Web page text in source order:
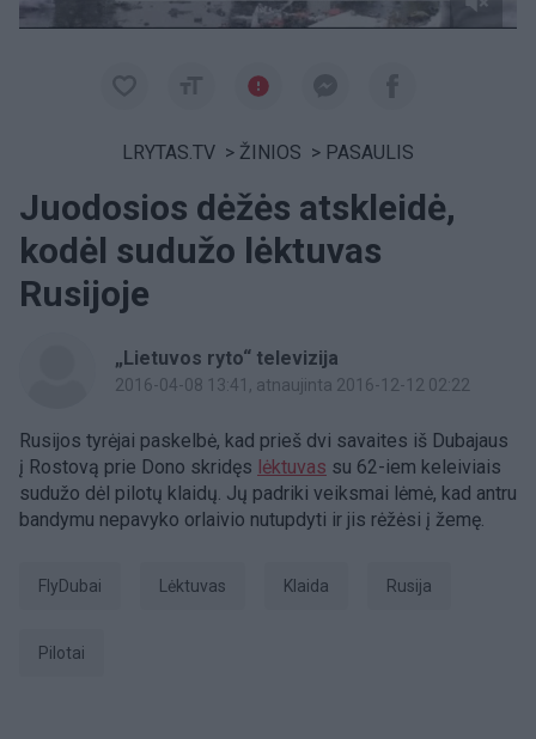
LRYTAS.TV > ŽINIOS > PASAULIS
Juodosios dėžės atskleidė,
kodėl sudužo lėktuvas
Rusijoje
„Lietuvos ryto“ televizija
2016-04-08 13:41 , atnaujinta 2016-12-12 02:22
Rusijos tyrėjai paskelbė, kad prieš dvi savaites iš Dubajaus
į Rostovą prie Dono skridęs lėktuvas su 62-iem keleiviais
sudužo dėl pilotų klaidų. Jų padriki veiksmai lėmė, kad antru
bandymu nepavyko orlaivio nutupdyti ir jis rėžėsi į žemę.
FlyDubai Lėktuvas klaida Rusija
pilotai